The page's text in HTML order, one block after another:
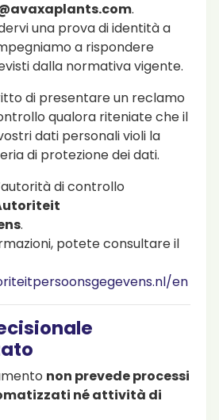
.
una prova di identità a
a rispondere
dalla normativa vigente.
di presentare un reclamo
qualora riteniate che il
dati personali violi la
di protezione dei dati.
di controllo
.
potete consultare il
en
non prevede processi
né attività di